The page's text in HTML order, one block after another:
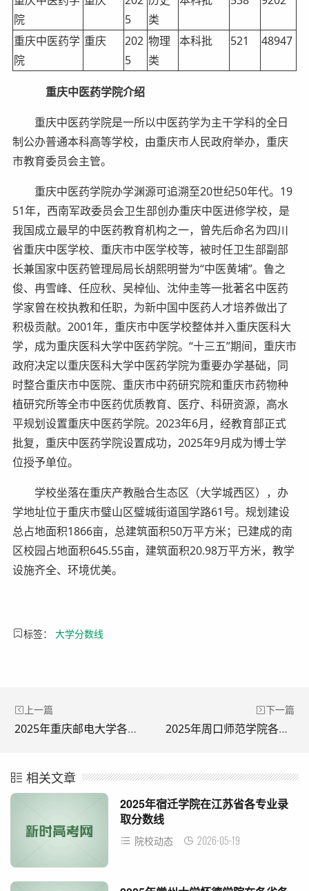
院
5
类
重庆中医药学
院
重庆
202
5
物理
类
本科批 521 48947
重庆中医药学院介绍
重庆中医药学院是一所以中医药学为主干学科的全日
制公办普通本科高等学校，由重庆市人民政府举办，重庆
市教育委员会主管。
重庆中医药学院办学渊源可追溯至20世纪50年代。19
51年，西南军政委员会卫生部创办重庆中医进修学校，是
我国成立最早的中医药教育机构之一，曾先后命名为四川
省重庆中医学校、重庆市中医学校等，被时任卫生部副部
长兼国家中医药管理局局长胡熙明誉为“中医黄埔”。鲁之
俊、冉雪峰、任应秋、吴棹仙、沈仲圭等一批著名中医药
学家曾在校执教和任职，为新中国中医药人才培养做出了
积极贡献。2001年，重庆市中医学校整体并入重庆医科大
学，成为重庆医科大学中医药学院。“十三五”期间，重庆市
政府决定以重庆医科大学中医药学院为重要办学基础，同
时整合重庆市中医院、重庆市中药研究院和重庆市药物种
植研究所等全市中医药优质教育、医疗、科研资源，高水
平规划设置重庆中医药学院。2023年6月，经教育部正式
批复，重庆中医药学院设置成功，2025年9月成为博士学
位授予单位。
学校坐落在重庆产教融合生态区（大学城西区），办
学地址位于重庆市璧山区璧城街道国学路61号。规划建设
总占地面积1866亩，总建筑面积50万平方米；已建成的南
区校园占地面积645.55亩，建筑面积20.98万平方米，教学
设施齐全、环境优美。
标签： 大学分数线
上一篇
2025年重庆邮电大学各省录取分数线及位次一览表
下一篇
2025年周口师范学院各省录取分数线及位次一览表
相关文章
2025年宿迁学院在江苏省各专业录
取分数线
院校动态 2026-05-19